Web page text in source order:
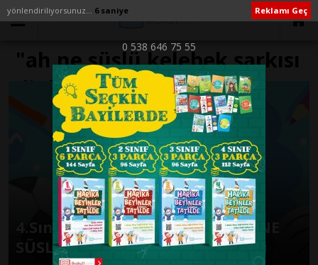
yönlendiriliyorsunuz... 6 saniye Reklamı Geç
0 538 646 75 55
"ah ne süslü kelebek şarkısı
dinle" ile İlişikli yazılar
4.Sınıf Müzik Kitabı Şarkısı AH NE
SÜSLÜ KELEBEK Söz Ve Müzikleri